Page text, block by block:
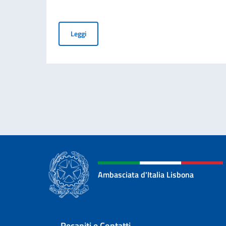
LeggiCessazione della validità della carta
Ambasciata d'Italia Lisbona